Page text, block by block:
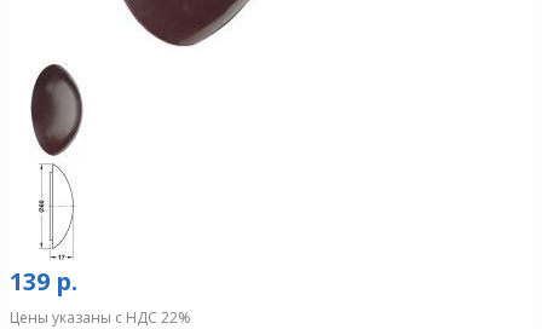
139 р.
Цены указаны с НДС 22%